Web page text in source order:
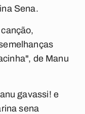
Sena.
de Manu
gavassi! e
sena